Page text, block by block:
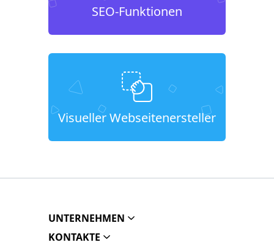
SEO-Funktionen
Visueller Webseitenersteller
UNTERNEHMEN
KONTAKTE